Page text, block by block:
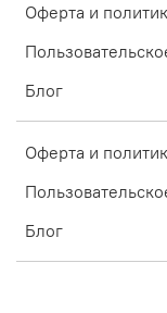
Оферта и
Блог
Оферта и
Блог